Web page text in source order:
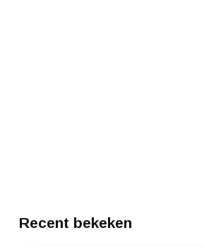
Recent bekeken